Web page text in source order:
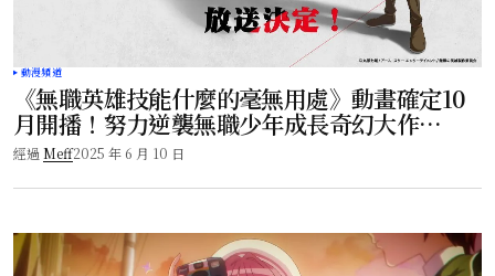
動漫頻道
《無職英雄技能什麼的毫無用處》動畫確定10
月開播！努力逆襲無職少年成長奇幻大作
【2025秋番速報】
經過 Meff2025 年 6 月 10 日